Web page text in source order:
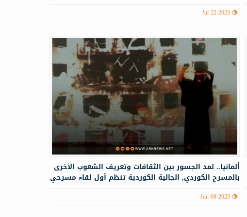
Jul 22 2023
ألمانيا.. لمد الجسور بين الثقافات وتعريف الشعوب الأخرى
بالمسرح الكوردي, الجالية الكوردية تنظم أول لقاء مسرحي
Jun 08 2023